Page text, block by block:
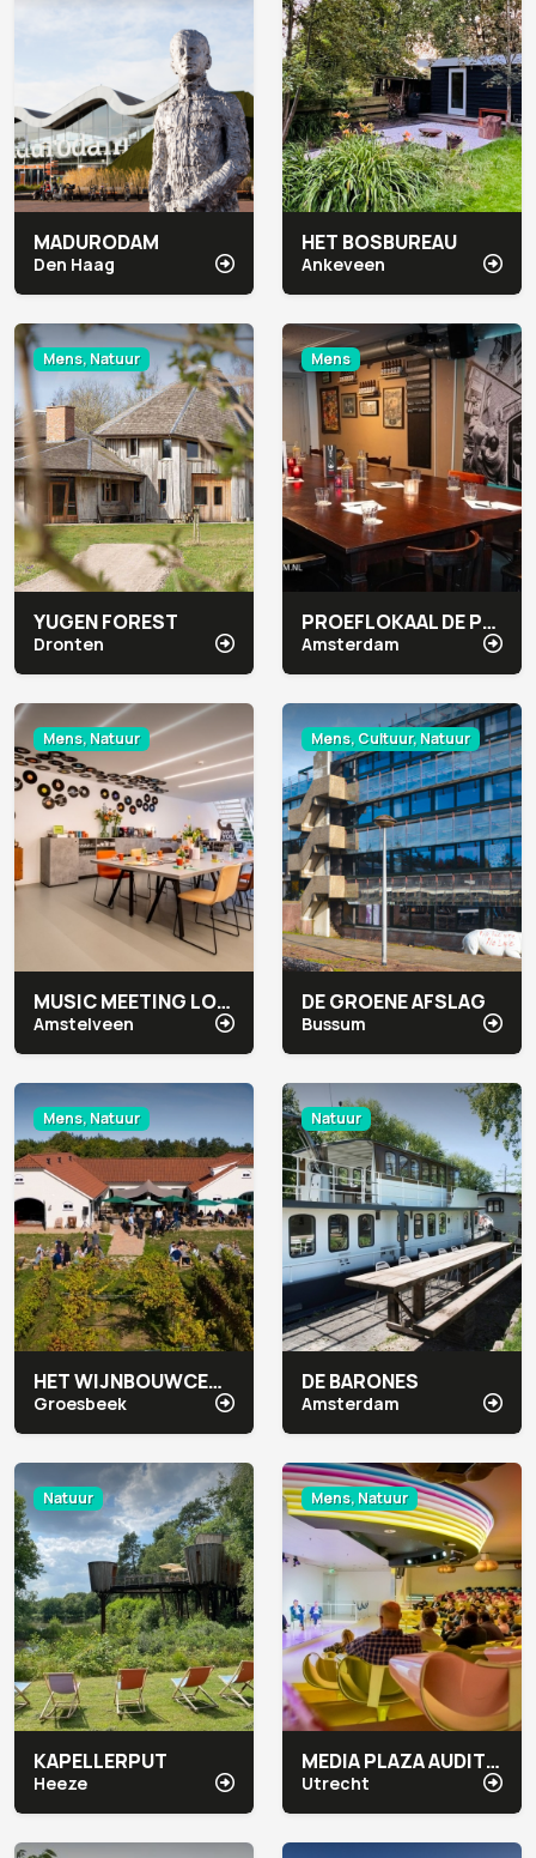
MADURODAM
Den Haag
HET BOSBUREAU
Ankeveen
Mens, Natuur
YUGEN FOREST
Dronten
Mens
PROEFLOKAAL DE PRAEL
Amsterdam
Mens, Natuur
MUSIC MEETING LOUNGE
Amstelveen
Mens, Cultuur, Natuur
DE GROENE AFSLAG
Bussum
Mens, Natuur
HET WIJNBOUWCENTRUM
Groesbeek
Natuur
DE BARONES
Amsterdam
Natuur
KAPELLERPUT
Heeze
Mens, Natuur
MEDIA PLAZA AUDITORIUMGEBIED CONGRESCENTRUM
Utrecht